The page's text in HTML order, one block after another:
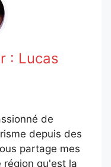
: Lucas
de
depuis des
partage mes
qu'est la